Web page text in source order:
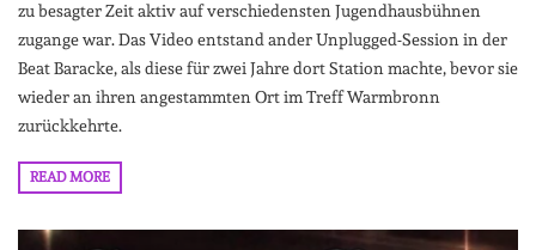
zu besagter Zeit aktiv auf verschiedensten Jugendhausbühnen
zugange war. Das Video entstand ander Unplugged-Session in der
Beat Baracke, als diese für zwei Jahre dort Station machte, bevor sie
wieder an ihren angestammten Ort im Treff Warmbronn
zurückkehrte.
READ MORE